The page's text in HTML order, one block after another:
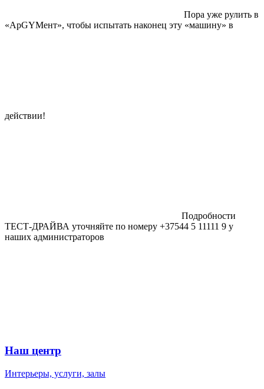
Пора уже рулить в
«АрGYMент», чтобы испытать наконец эту «машину» в
действии!
Подробности
ТЕСТ-ДРАЙВА уточняйте по номеру +37544 5 11111 9 у
наших администраторов
Наш центр
Интерьеры, услуги, залы